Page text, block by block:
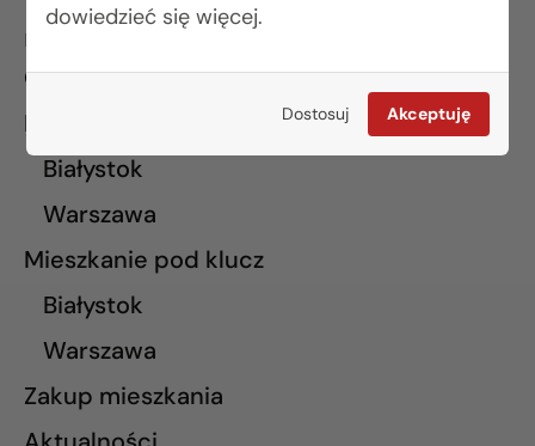
dowiedzieć się więcej.
Dostosuj Akceptuję
INFORMACJE
O nas
Finansowanie
Białystok
Warszawa
Mieszkanie pod klucz
Białystok
Warszawa
Zakup mieszkania